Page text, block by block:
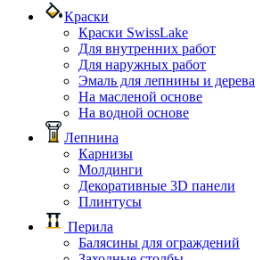
Краски
Краски SwissLake
Для внутренних работ
Для наружных работ
Эмаль для лепнины и дерева
На масленой основе
На водной основе
Лепнина
Карнизы
Молдинги
Декоративные 3D панели
Плинтусы
Перила
Балясины для ограждений